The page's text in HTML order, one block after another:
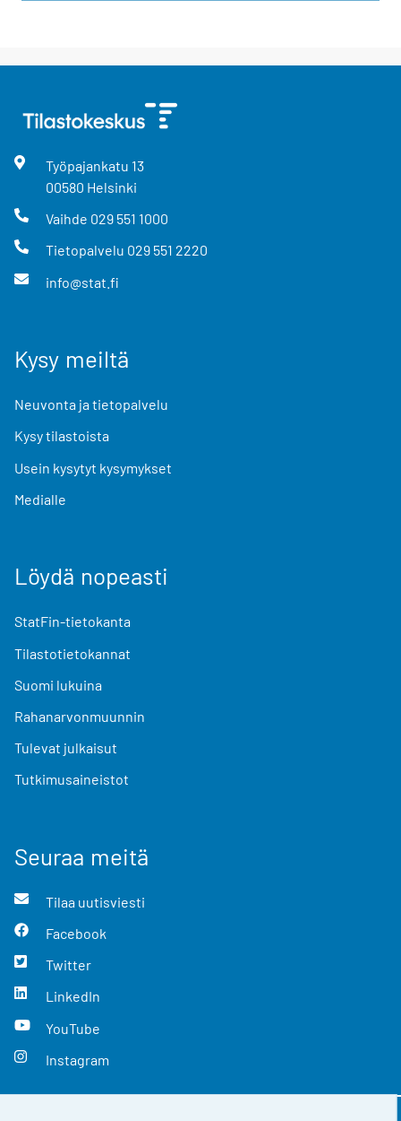
Työpajankatu 13
00580 Helsinki
Vaihde 029 551 1000
Tietopalvelu 029 551 2220
info@stat.fi
Kysy meiltä
Neuvonta ja tietopalvelu
Kysy tilastoista
Usein kysytyt kysymykset
Medialle
Löydä nopeasti
StatFin-tietokanta
Tilastotietokannat
Suomi lukuina
Rahanarvonmuunnin
Tulevat julkaisut
Tutkimusaineistot
Seuraa meitä
Tilaa uutisviesti
Facebook
Twitter
LinkedIn
YouTube
Instagram